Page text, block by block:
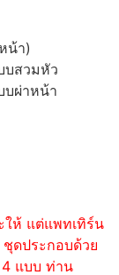
น้า)
บสวมหัว
บผ่าหน้า
ให้ แต่แพทเทิร์น
ชุดประกอบด้วย
4 แบบ ท่าน